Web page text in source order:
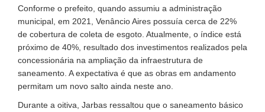
Conforme o prefeito, quando assumiu a administração
municipal, em 2021, Venâncio Aires possuía cerca de 22%
de cobertura de coleta de esgoto. Atualmente, o índice está
próximo de 40%, resultado dos investimentos realizados pela
concessionária na ampliação da infraestrutura de
saneamento. A expectativa é que as obras em andamento
permitam um novo salto ainda neste ano.
Durante a oitiva, Jarbas ressaltou que o saneamento básico